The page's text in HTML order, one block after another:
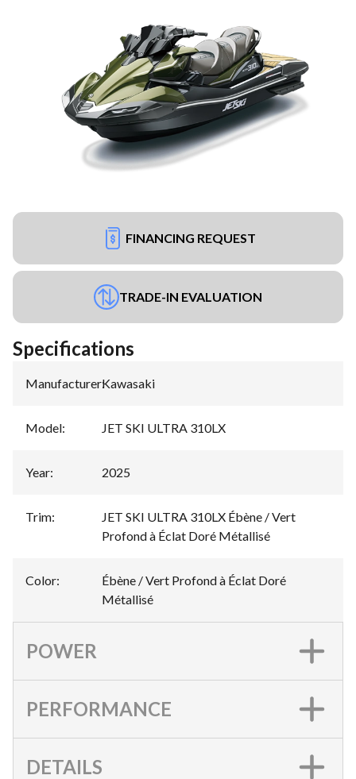
FINANCING REQUEST
TRADE-IN EVALUATION
Specifications
Manufacturer:Kawasaki
Model: JET SKI ULTRA 310LX
Year: 2025
Trim:
JET SKI ULTRA 310LX Ébène / Vert
Profond à Éclat Doré Métallisé
Color:
Ébène / Vert Profond à Éclat Doré
Métallisé
POWER
PERFORMANCE
DETAILS